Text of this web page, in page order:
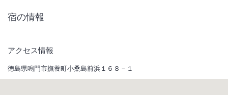
宿の情報
アクセス情報
徳島県鳴門市撫養町小桑島前浜１６８－１